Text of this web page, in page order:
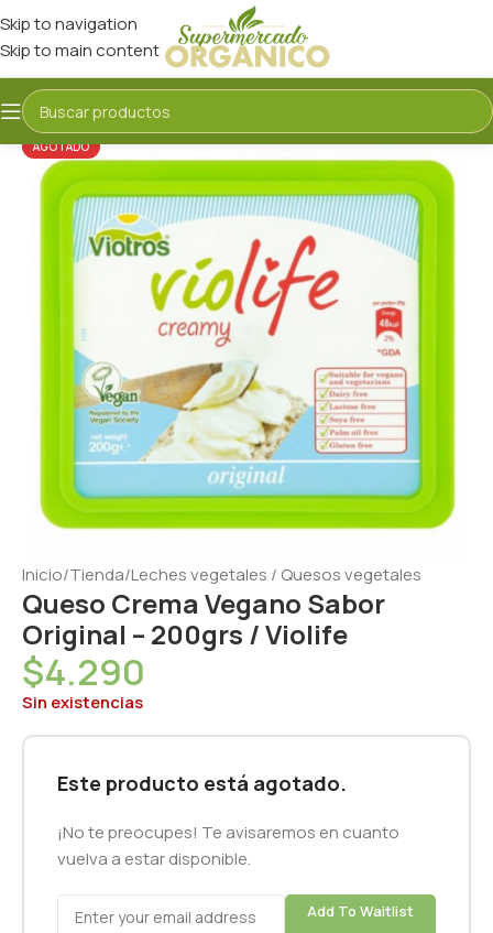
Skip to navigation
Skip to main content
AGOTADO
Inicio/Tienda/Leches vegetales / Quesos vegetales
Queso Crema Vegano Sabor
Original – 200grs / Violife
$4.290
Sin existencias
Este producto está agotado.
¡No te preocupes! Te avisaremos en cuanto
vuelva a estar disponible.
Add To Waitlist